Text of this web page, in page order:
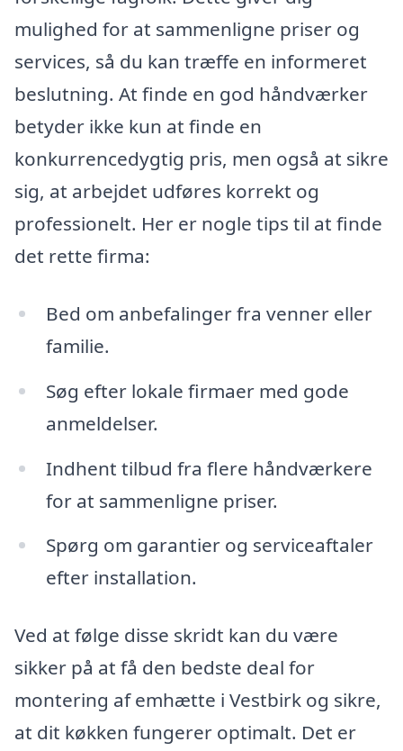
mulighed for at sammenligne priser og
services, så du kan træffe en informeret
beslutning. At finde en god håndværker
betyder ikke kun at finde en
konkurrencedygtig pris, men også at sikre
sig, at arbejdet udføres korrekt og
professionelt. Her er nogle tips til at finde
det rette firma:
Bed om anbefalinger fra venner eller
familie.
Søg efter lokale firmaer med gode
anmeldelser.
Indhent tilbud fra flere håndværkere
for at sammenligne priser.
Spørg om garantier og serviceaftaler
efter installation.
Ved at følge disse skridt kan du være
sikker på at få den bedste deal for
montering af emhætte i Vestbirk og sikre,
at dit køkken fungerer optimalt. Det er